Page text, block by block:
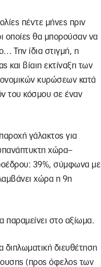
πέντε μήνες πριν
οποίες θα μπορούσαν να
Την ίδια στιγμή, η
και βίαιη εκτίναξη των
κυρώσεων κατά
του κόσμου σε έναν
γάλακτος για
χώρα–
39%, σύμφωνα με
χώρα η 9η
παραμείνει στο αξίωμα.
διπλωματική διευθέτηση
(προς όφελος των